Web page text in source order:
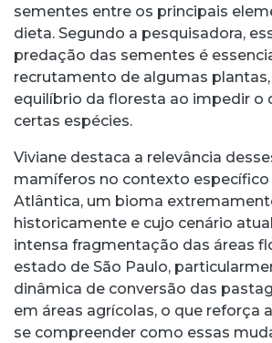
sementes entre os principais
dieta. Segundo a pesquisadora,
predação das sementes é
recrutamento de algumas
equilíbrio da floresta ao impedir o
certas espécies.
Viviane destaca a relevância
mamíferos no contexto específico
Atlântica, um bioma
historicamente e cujo cenário
intensa fragmentação das áreas
estado de São Paulo,
dinâmica de conversão das
em áreas agrícolas, o que reforça
se compreender como essas